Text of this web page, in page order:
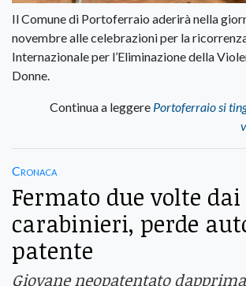
Il Comune di Portoferraio aderirà nella
novembre alle celebrazioni per la
Internazionale per l’Eliminazione della
Donne.
Continua a leggere Portoferraio si
Cronaca
Fermato due volte dai
carabinieri, perde
patente
Giovane neopatentato